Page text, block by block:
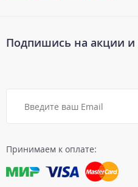
Принимаем к оплате:
Подпишись на акции